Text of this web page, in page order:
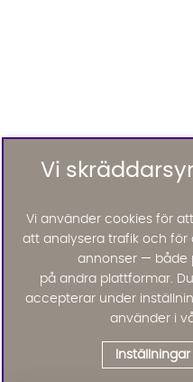
Vi
Vi använder cookies för
att analysera trafik och för
annonser — både
på andra plattformar.
accepterar under
använder i
Inställningar